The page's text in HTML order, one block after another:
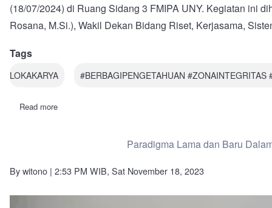
(18/07/2024) di Ruang Sidang 3 FMIPA UNY. Kegiatan ini
Rosana, M.Si.), Wakil Dekan Bidang Riset, Kerjasama,
Tags
LOKAKARYA #BERBAGIPENGETAHUAN #ZONAINTEGRITAS
Read more
Tahun
Paradigma Lama dan Baru
Bywitono | 2:53 PM WIB, Sat November 18, 2023